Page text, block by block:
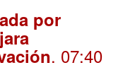
por
. 07:40